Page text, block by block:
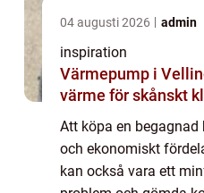
04 augusti 2026 admin
inspiration
Värmepump i
värme för skånskt
Att köpa en
och ekonomiskt
kan också vara ett